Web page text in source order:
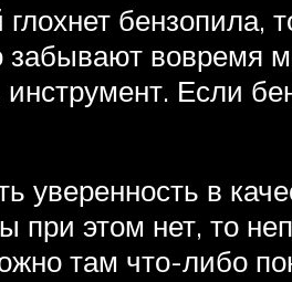
бензопила,
вовремя
Если
уверенность в
этом нет, то
там что-либо